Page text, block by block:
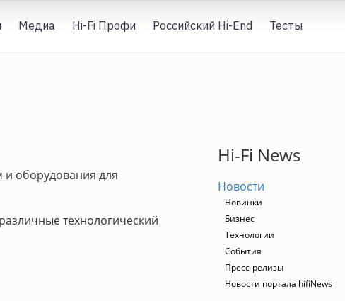
Медиа Hi-Fi Профи Российский Hi-End Тесты
и оборудования для
технологический
Hi-Fi News
Новости
Новинки
Бизнес
Технологии
События
Пресс-релизы
Новости портала hifiNews